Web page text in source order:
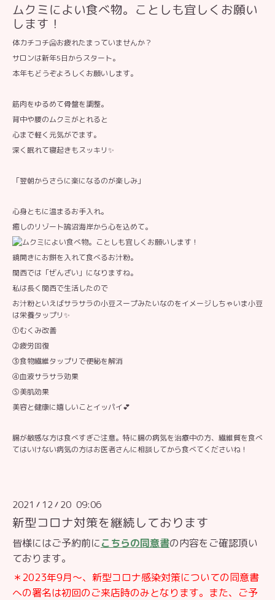
ムクミによい食べ物。ことしも宜しくお願い
します！
体カチコチ🥶お疲れたまっていませんか？
サロンは新年5日からスタート。
本年もどうぞよろしくお願いします。
筋肉をゆるめて骨盤を調整。
背中や腰のムクミがとれると
心まで軽く元気がでます。
深く眠れて寝起きもスッキリ✨
「翌朝からさらに楽になるのが楽しみ」
心身ともに温まるお手入れ。
癒しのリゾート鵠沼海岸から心を込めて。
鏡開きにお餅を入れて食べるお汁粉。
関西では「ぜんざい」になりますね。
私は長く関西で生活したので
お汁粉といえばサラサラの小豆スープみたいなのをイメージしちゃいま小豆
は栄養タップリ✨
①むくみ改善
②疲労回復
③食物繊維タップリで便秘を解消
④血液サラサラ効果
⑤美肌効果
美容と健康に嬉しいことイッパイ💕
腸が敏感な方は食べすぎご注意。特に腸の病気を治療中の方、繊維質を食べ
てはいけない病気の方はお医者さんに相談してから食べてくださいね！
2021 / 12 / 20 09:06
新型コロナ対策を継続しております
皆様にはご予約前にこちらの同意書の内容をご確認頂い
ております。
＊2023年9月〜、新型コロナ感染対策についての同意書
への署名は初回のご来店時のみとなります。また、ご予